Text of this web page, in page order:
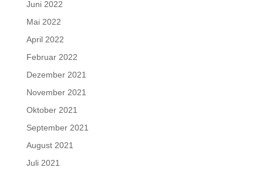
Juni 2022
Mai 2022
April 2022
Februar 2022
Dezember 2021
November 2021
Oktober 2021
September 2021
August 2021
Juli 2021